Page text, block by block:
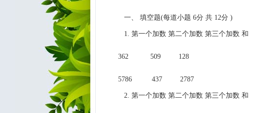
一、 填空题(每道小题 6分 共 12分 )
1. 第一个加数 第二个加数 第三个加数 和
362 509 128
5786 437 2787
2. 第一个加数 第二个加数 第三个加数 和